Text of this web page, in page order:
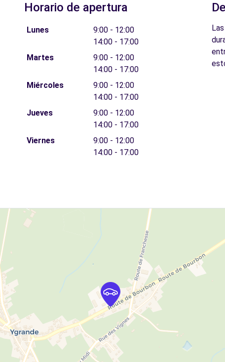
Horario de apertura
Lunes
9:00 - 12:00
14:00 - 17:00
Martes
9:00 - 12:00
14:00 - 17:00
Miércoles
9:00 - 12:00
14:00 - 17:00
Jueves
9:00 - 12:00
14:00 - 17:00
Viernes
9:00 - 12:00
14:00 - 17:00